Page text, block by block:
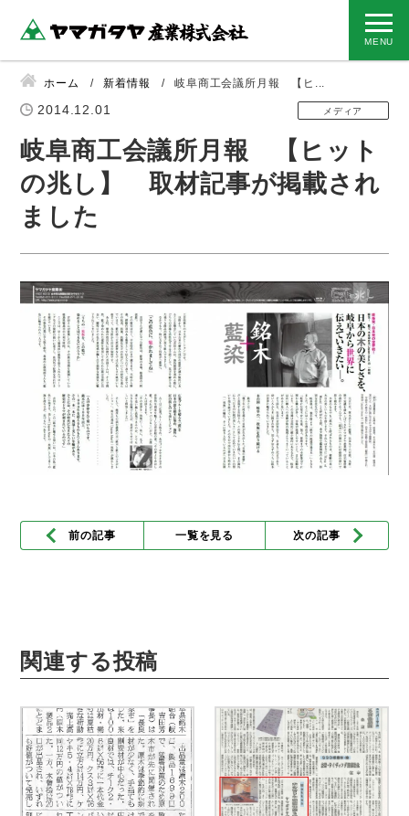
ホーム 新着情報 岐阜商工会議所月報 【ヒ...
2014.12.01 メディア
岐阜商工会議所月報 【ヒット
の兆し】 取材記事が掲載され
ました
前の記事 次の記事
一覧を見る
関連する投稿